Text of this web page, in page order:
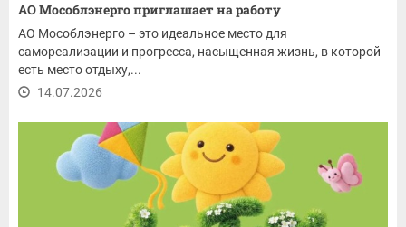
АО Мособлэнерго приглашает на работу
АО Мособлэнерго – это идеальное место для
самореализации и прогресса, насыщенная жизнь, в которой
есть место отдыху,...
14.07.2026